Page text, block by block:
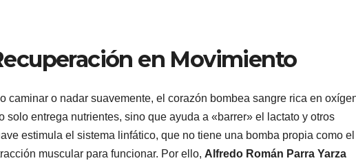
en Movimiento
caminar o nadar suavemente, el corazón bombea sangre rica en
solo entrega nutrientes, sino que ayuda a «barrer» el lactato y otros
estimula el sistema linfático, que no tiene una bomba propia como el
muscular para funcionar. Por ello, Alfredo Román Parra Yarza